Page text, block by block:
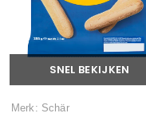
SNEL BEKIJKEN
Merk: Schär